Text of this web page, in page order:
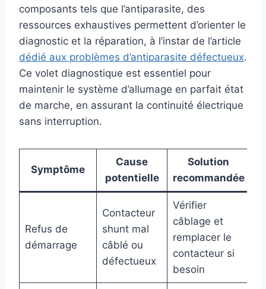
composants tels que l’antiparasite, des
ressources exhaustives permettent d’orienter le
diagnostic et la réparation, à l’instar de l’article
dédié aux problèmes d’antiparasite défectueux.
Ce volet diagnostique est essentiel pour
maintenir le système d’allumage en parfait état
de marche, en assurant la continuité électrique
sans interruption.
Symptôme
Cause
potentielle
Solution
recommandée
Refus de
démarrage
Contacteur
shunt mal
câblé ou
défectueux
Vérifier
câblage et
remplacer le
contacteur si
besoin